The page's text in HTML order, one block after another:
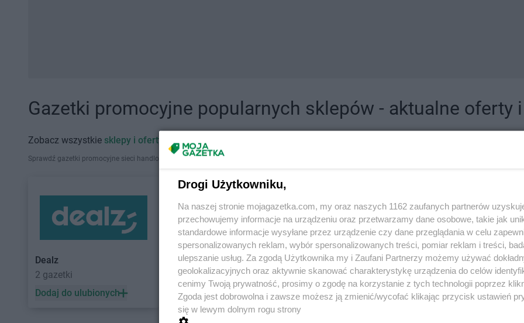
Gazetki promocyjne popularnych sklepów - aktualne oferty
Zobacz wszystkie sklepy i oferty promocyjne
Sprawdź gazetki promocyjne sieci handlowych, które działają w Polsce. Znajdziesz tutaj sklepy należące do lokalnych sieci oraz duże, znane super- i
Dealz
2 gazetki
Dodaj do ulubionych
POLOmarket
11 gazetek
Dodaj do ulubionych
PEPCO
1 gazetka
Dodaj do ulubionych
dino
2 gazetki
Dodaj
Drogi Użytkowniku,
Na naszej stronie mojagazetka.com, my oraz naszych 1162 zaufanych partnerów
przechowujemy informacje na urządzeniu oraz przetwarzamy dane osobowe, takie jak
standardowe informacje wysyłane przez urządzenie czy dane przeglądania w celu
spersonalizowanych reklam, wybór spersonalizowanych treści, pomiar reklam i treści,
ulepszanie usług. Za zgodą Użytkownika my i Zaufani Partnerzy możemy używać
geolokalizacyjnych oraz aktywnie skanować charakterystykę urządzenia do celów
cenimy Twoją prywatność, prosimy o zgodę na korzystanie z tych technologii poprzez
Zgoda jest dobrowolna i zawsze możesz ją zmienić/wycofać klikając przycisk ustawień
się w lewym dolnym rogu strony